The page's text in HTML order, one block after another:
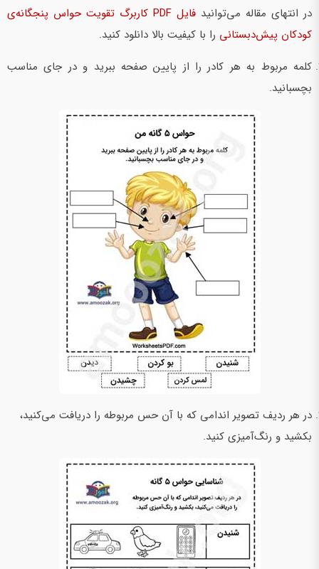
در انتهای مقاله می‌توانید
فایل PDF کاربرگ تقویت حواس پنجگانه‌ی
کودکان پیش‌دبستانی را با کیفیت بالا دانلود کنید.
کلمه مربوط به هر کادر را از پایین صفحه ببرید و در جای مناسب
بچسبانید.
در هر ردیف تصویر اندامی که با آن حس مربوطه را دریافت می‌کنید،
بکشید و رنگ‌آمیزی کنید.